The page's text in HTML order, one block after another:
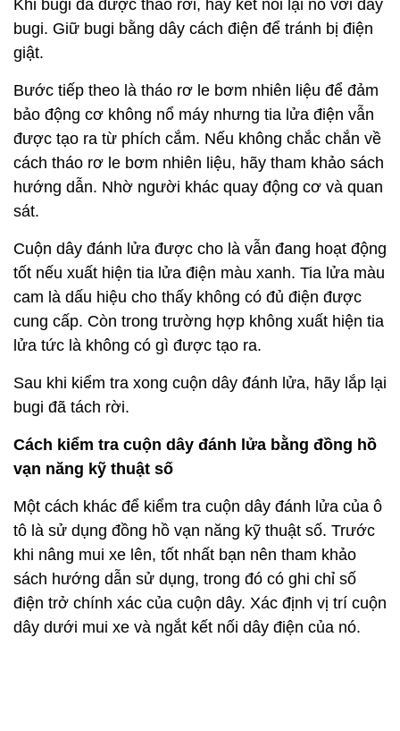
Khi bugi đã được tháo rời, hãy kết nối lại nó với dây
bugi. Giữ bugi bằng dây cách điện để tránh bị điện
giật.
Bước tiếp theo là tháo rơ le bơm nhiên liệu để đảm
bảo động cơ không nổ máy nhưng tia lửa điện vẫn
được tạo ra từ phích cắm. Nếu không chắc chắn về
cách tháo rơ le bơm nhiên liệu, hãy tham khảo sách
hướng dẫn. Nhờ người khác quay động cơ và quan
sát.
Cuộn dây đánh lửa được cho là vẫn đang hoạt động
tốt nếu xuất hiện tia lửa điện màu xanh. Tia lửa màu
cam là dấu hiệu cho thấy không có đủ điện được
cung cấp. Còn trong trường hợp không xuất hiện tia
lửa tức là không có gì được tạo ra.
Sau khi kiểm tra xong cuộn dây đánh lửa, hãy lắp lại
bugi đã tách rời.
Cách kiểm tra cuộn dây đánh lửa bằng đồng hồ
vạn năng kỹ thuật số
Một cách khác để kiểm tra cuộn dây đánh lửa của ô
tô là sử dụng đồng hồ vạn năng kỹ thuật số. Trước
khi nâng mui xe lên, tốt nhất bạn nên tham khảo
sách hướng dẫn sử dụng, trong đó có ghi chỉ số
điện trở chính xác của cuộn dây. Xác định vị trí cuộn
dây dưới mui xe và ngắt kết nối dây điện của nó.